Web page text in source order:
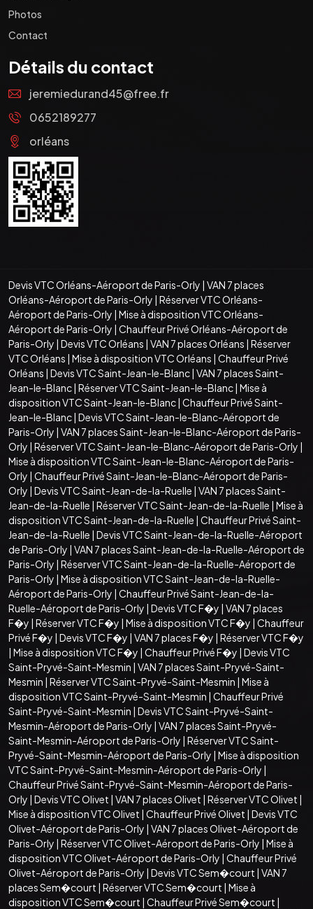
Photos
Contact
Détails du contact
jeremiedurand45@free.fr
0652189277
orléans
Devis VTC Orléans-Aéroport de Paris-Orly | VAN 7 places
Orléans-Aéroport de Paris-Orly | Réserver VTC Orléans-
Aéroport de Paris-Orly | Mise à disposition VTC Orléans-
Aéroport de Paris-Orly | Chauffeur Privé Orléans-Aéroport de
Paris-Orly | Devis VTC Orléans | VAN 7 places Orléans | Réserver
VTC Orléans | Mise à disposition VTC Orléans | Chauffeur Privé
Orléans | Devis VTC Saint-Jean-le-Blanc| VAN 7 places Saint-
Jean-le-Blanc| Réserver VTC Saint-Jean-le-Blanc| Mise à
disposition VTC Saint-Jean-le-Blanc| Chauffeur Privé Saint-
Jean-le-Blanc| Devis VTC Saint-Jean-le-Blanc-Aéroport de
Paris-Orly | VAN 7 places Saint-Jean-le-Blanc-Aéroport de Paris-
Orly | Réserver VTC Saint-Jean-le-Blanc-Aéroport de Paris-Orly |
Mise à disposition VTC Saint-Jean-le-Blanc-Aéroport de Paris-
Orly | Chauffeur Privé Saint-Jean-le-Blanc-Aéroport de Paris-
Orly | Devis VTC Saint-Jean-de-la-Ruelle | VAN 7 places Saint-
Jean-de-la-Ruelle | Réserver VTC Saint-Jean-de-la-Ruelle | Mise à
disposition VTC Saint-Jean-de-la-Ruelle | Chauffeur Privé Saint-
Jean-de-la-Ruelle | Devis VTC Saint-Jean-de-la-Ruelle-Aéroport
de Paris-Orly | VAN 7 places Saint-Jean-de-la-Ruelle-Aéroport de
Paris-Orly | Réserver VTC Saint-Jean-de-la-Ruelle-Aéroport de
Paris-Orly | Mise à disposition VTC Saint-Jean-de-la-Ruelle-
Aéroport de Paris-Orly | Chauffeur Privé Saint-Jean-de-la-
Ruelle-Aéroport de Paris-Orly | Devis VTC F�y | VAN 7 places
F�y | Réserver VTC F�y | Mise à disposition VTC F�y | Chauffeur
Privé F�y | Devis VTC F�y | VAN 7 places F�y | Réserver VTC F�y
| Mise à disposition VTC F�y | Chauffeur Privé F�y | Devis VTC
Saint-Pryvé-Saint-Mesmin | VAN 7 places Saint-Pryvé-Saint-
Mesmin | Réserver VTC Saint-Pryvé-Saint-Mesmin | Mise à
disposition VTC Saint-Pryvé-Saint-Mesmin | Chauffeur Privé
Saint-Pryvé-Saint-Mesmin | Devis VTC Saint-Pryvé-Saint-
Mesmin-Aéroport de Paris-Orly | VAN 7 places Saint-Pryvé-
Saint-Mesmin-Aéroport de Paris-Orly | Réserver VTC Saint-
Pryvé-Saint-Mesmin-Aéroport de Paris-Orly | Mise à disposition
VTC Saint-Pryvé-Saint-Mesmin-Aéroport de Paris-Orly |
Chauffeur Privé Saint-Pryvé-Saint-Mesmin-Aéroport de Paris-
Orly | Devis VTC Olivet | VAN 7 places Olivet | Réserver VTC Olivet |
Mise à disposition VTC Olivet | Chauffeur Privé Olivet | Devis VTC
Olivet-Aéroport de Paris-Orly | VAN 7 places Olivet-Aéroport de
Paris-Orly | Réserver VTC Olivet-Aéroport de Paris-Orly | Mise à
disposition VTC Olivet-Aéroport de Paris-Orly | Chauffeur Privé
Olivet-Aéroport de Paris-Orly | Devis VTC Sem�court | VAN 7
places Sem�court | Réserver VTC Sem�court | Mise à
disposition VTC Sem�court | Chauffeur Privé Sem�court |